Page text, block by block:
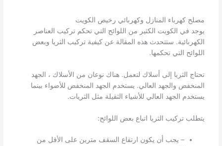
مصلح كهرباء المنازل وكهربائي رخيص الكويت
يوجد في الكويت الكثير من اللوائح التي تحكم تركيب العناصر
الكهربائية. ستتحدث هذه المقالة عن كيفية تركيب الثريا وبعض
اللوائح التي تحكمها.
تحتاج الثريا إلى أسلاك لتعمل. هناك نوعان من الأسلاك ، الجهد
المنخفض والجهد العالي. يستخدم الجهد المنخفض للأضواء بينما
يستخدم الجهد العالي للأشياء الثقيلة مثل الثريات.
يتطلب تركيب الثريا اتباع بعض اللوائح:
– يجب أن يكون ارتفاع السقف مترين على الأقل من